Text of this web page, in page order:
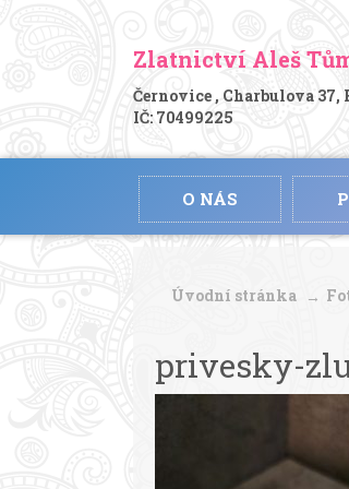
Zlatnictví Aleš
Černovice , Charbulova 37,
IČ: 70499225
O NÁS
Úvodní stránka
privesky-